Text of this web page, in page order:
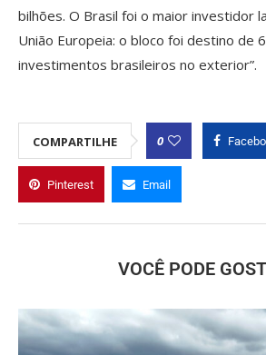
bilhões. O Brasil foi o maior investidor
União Europeia: o bloco foi destino de
investimentos brasileiros no exterior”.
COMPARTILHE 0
Pinterest Email
VOCÊ PODE